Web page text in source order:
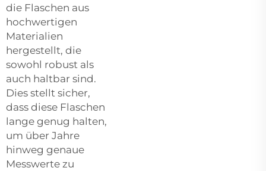
die Flaschen aus
hochwertigen
Materialien
hergestellt, die
sowohl robust als
auch haltbar sind.
Dies stellt sicher,
dass diese Flaschen
lange genug halten,
um über Jahre
hinweg genaue
Messwerte zu